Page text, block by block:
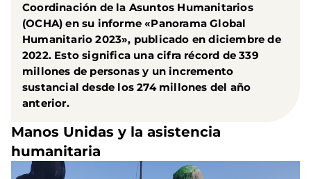
Coordinación de la Asuntos Humanitarios
(OCHA) en su informe «Panorama Global
Humanitario 2023», publicado en diciembre de
2022. Esto significa una cifra récord de 339
millones de personas y un incremento
sustancial desde los 274 millones del año
anterior.
Manos Unidas y la asistencia
humanitaria